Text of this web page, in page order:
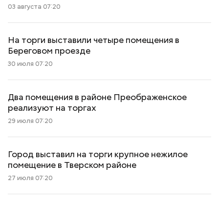
03 августа 07:20
На торги выставили четыре помещения в
Береговом проезде
30 июля 07:20
Два помещения в районе Преображенское
реализуют на торгах
29 июля 07:20
Город выставил на торги крупное нежилое
помещение в Тверском районе
27 июля 07:20